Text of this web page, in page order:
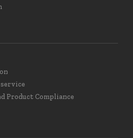
Product Compliance